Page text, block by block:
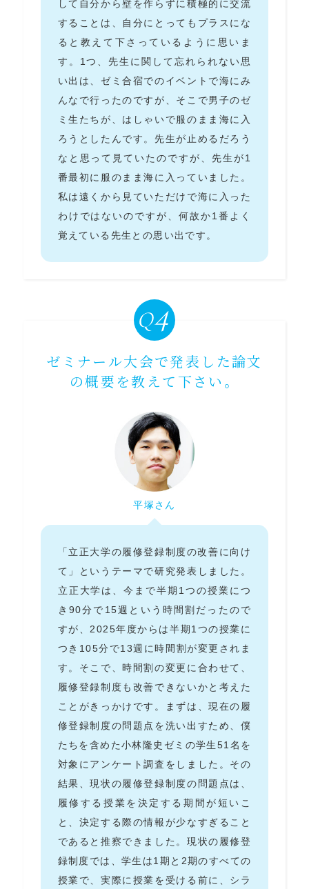
して自分から壁を作らずに積極的に交流
することは、自分にとってもプラスにな
ると教えて下さっているように思いま
す。1つ、先生に関して忘れられない思
い出は、ゼミ合宿でのイベントで海にみ
んなで行ったのですが、そこで男子のゼ
ミ生たちが、はしゃいで服のまま海に入
ろうとしたんです。先生が止めるだろう
なと思って見ていたのですが、先生が1
番最初に服のまま海に入っていました。
私は遠くから見ていただけで海に入った
わけではないのですが、何故か1番よく
覚えている先生との思い出です。
ゼミナール大会で発表した論文
の概要を教えて下さい。
平塚さん
「立正大学の履修登録制度の改善に向け
て」というテーマで研究発表しました。
立正大学は、今まで半期1つの授業につ
き90分で15週という時間割だったので
すが、2025年度からは半期1つの授業に
つき105分で13週に時間割が変更されま
す。そこで、時間割の変更に合わせて、
履修登録制度も改善できないかと考えた
ことがきっかけです。まずは、現在の履
修登録制度の問題点を洗い出すため、僕
たちを含めた小林隆史ゼミの学生51名を
対象にアンケート調査をしました。その
結果、現状の履修登録制度の問題点は、
履修する授業を決定する期間が短いこ
と、決定する際の情報が少なすぎること
であると推察できました。現状の履修登
録制度では、学生は1期と2期のすべての
授業で、実際に授業を受ける前に、シラ